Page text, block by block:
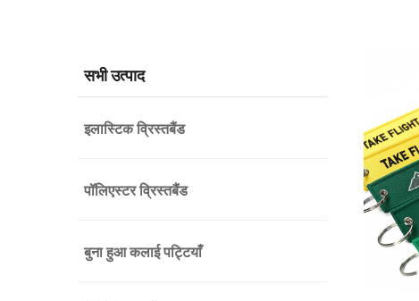
सभी उत्पाद
इलास्टिक व्रिस्तबैंड
पॉलिएस्टर व्रिस्तबैंड
बुना हुआ कलाई पट्टियाँ